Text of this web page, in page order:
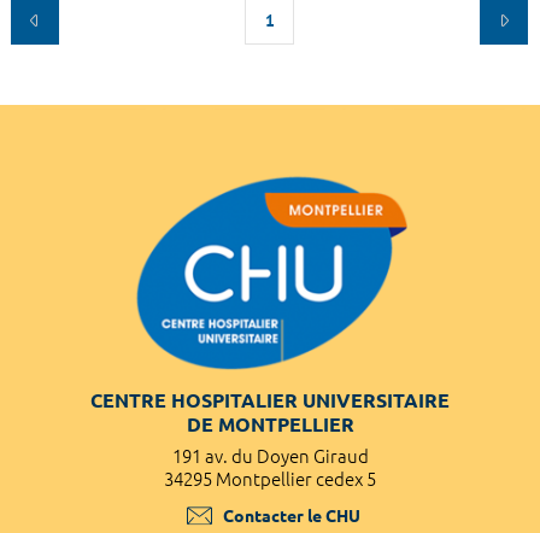
1
CENTRE HOSPITALIER UNIVERSITAIRE
DE MONTPELLIER
191 av. du Doyen Giraud
34295 Montpellier cedex 5
Contacter le CHU